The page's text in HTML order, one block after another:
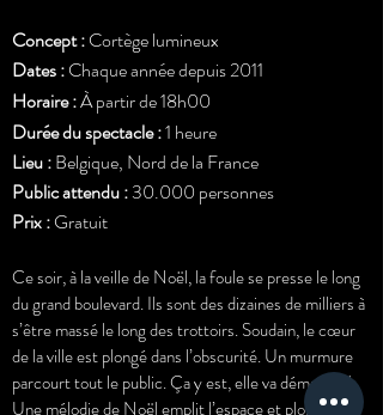
Concept :Cortège lumineux
Dates :Chaque année depuis 2011
Horaire :À partir de 18h00
Durée du spectacle :1 heure
Lieu :Belgique, Nord de la France
Public attendu :30.000 personnes
Prix :Gratuit
Ce soir, à la veille de Noël, la foule se presse le long
du grand boulevard. Ils sont des dizaines de milliers à
s’être massé le long des trottoirs. Soudain, le cœur
de la ville est plongé dans l’obscurité. Un murmure
parcourt tout le public. Ça y est, elle va démarrer !
Une mélodie de Noël emplit l’espace et plonge